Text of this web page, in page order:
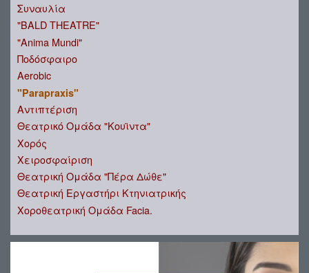
Συναυλία
"BALD THEATRE"
"Anima Mundi"
Ποδόσφαιρο
Aerobic
"Parapraxis"
Αντιπτέριση
Θεατρικό Ομάδα "Κουϊντα"
Χορός
Χειροσφαίριση
Θεατρική Ομάδα "Πέρα Δώθε"
Θεατρική Εργαστήρι Κτηνιατρικής
Χοροθεατρική Ομάδα Facia.